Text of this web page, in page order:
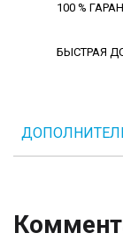
100 %
БЫСТРАЯ